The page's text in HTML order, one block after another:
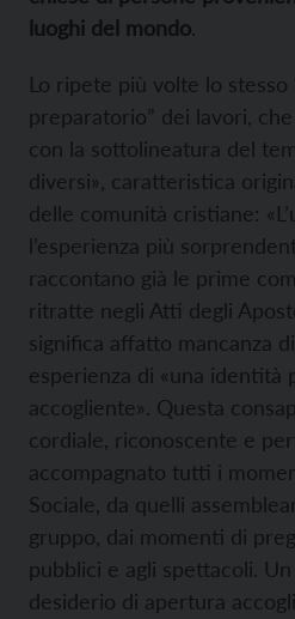
luoghi del mondo.
Lo ripete più volte lo stesso
preparatorio” dei lavori,
con la sottolineatura del
diversi», caratteristica
delle comunità cristiane:
l’esperienza più
raccontano già le prime
ritratte negli Atti degli
significa affatto mancanza
esperienza di «una identità
accogliente». Questa
cordiale, riconoscente e
accompagnato tutti i
Sociale, da quelli
gruppo, dai momenti di
pubblici e agli spettacoli.
desiderio di apertura